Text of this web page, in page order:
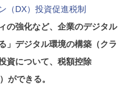
（DX）投資促進税制
の強化など、企業のデジタル
」デジタル環境の構築（クラ
資について、税額控除
ができる。